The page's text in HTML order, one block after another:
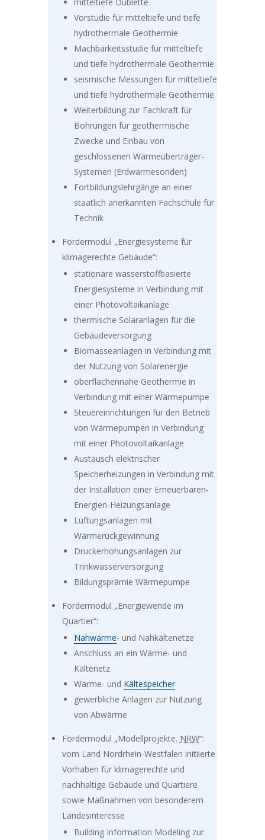
mitteltiefe Dublette
Vorstudie für mitteltiefe und tiefe
hydrothermale Geothermie
Machbarkeitsstudie für mitteltiefe
und tiefe hydrothermale Geothermie
seismische Messungen für mitteltiefe
und tiefe hydrothermale Geothermie
Weiterbildung zur Fachkraft für
Bohrungen für geothermische
Zwecke und Einbau von
geschlossenen Wärmeüberträger-
Systemen (Erdwärmesonden)
Fortbildungslehrgänge an einer
staatlich anerkannten Fachschule für
Technik
Fördermodul „Energiesysteme für
klimagerechte Gebäude“:
stationäre wasserstoffbasierte
Energiesysteme in Verbindung mit
einer Photovoltaikanlage
thermische Solaranlagen für die
Gebäudeversorgung
Biomasseanlagen in Verbindung mit
der Nutzung von Solarenergie
oberflächennahe Geothermie in
Verbindung mit einer Wärmepumpe
Steuereinrichtungen für den Betrieb
von Wärmepumpen in Verbindung
mit einer Photovoltaikanlage
Austausch elektrischer
Speicherheizungen in Verbindung mit
der Installation einer Erneuerbaren-
Energien-Heizungsanlage
Lüftungsanlagen mit
Wärmerückgewinnung
Druckerhöhungsanlagen zur
Trinkwasserversorgung
Bildungsprämie Wärmepumpe
Fördermodul „Energiewende im
Quartier“:
Nahwärme- und Nahkältenetze
Anschluss an ein Wärme- und
Kältenetz
Wärme- und Kältespeicher
gewerbliche Anlagen zur Nutzung
von Abwärme
Fördermodul „Modellprojekte. NRW“:
vom Land Nordrhein-Westfalen initiierte
Vorhaben für klimagerechte und
nachhaltige Gebäude und Quartiere
sowie Maßnahmen von besonderem
Landesinteresse
Building Information Modeling zur